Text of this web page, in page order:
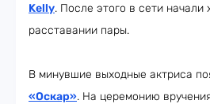
Kelly. После этого в сети начали
расставании пары.
В минувшие выходные актриса
«Оскар». На церемонию